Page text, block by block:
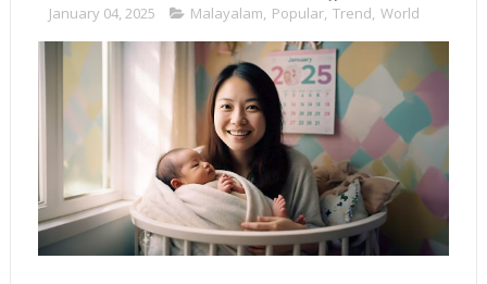
January 04, 2025 Malayalam, Popular, Trend, World